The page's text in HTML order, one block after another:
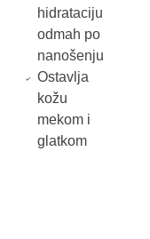
hidrataciju
odmah po
nanošenju
Ostavlja
kožu
mekom i
glatkom